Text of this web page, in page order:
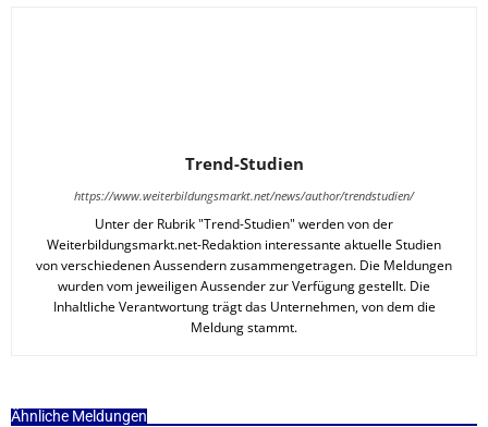
Trend-Studien
https://www.weiterbildungsmarkt.net/news/author/trendstudien/
Unter der Rubrik "Trend-Studien" werden von der
Weiterbildungsmarkt.net-Redaktion interessante aktuelle Studien
von verschiedenen Aussendern zusammengetragen. Die Meldungen
wurden vom jeweiligen Aussender zur Verfügung gestellt. Die
Inhaltliche Verantwortung trägt das Unternehmen, von dem die
Meldung stammt.
Ähnliche Meldungen